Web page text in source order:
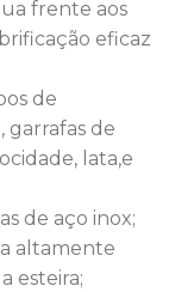
frente aos
eficaz
de
garrafas de
lata,e
de aço inox;
altamente
esteira;